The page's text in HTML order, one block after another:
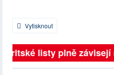
Vytisknout
Britské listy plně závisejí